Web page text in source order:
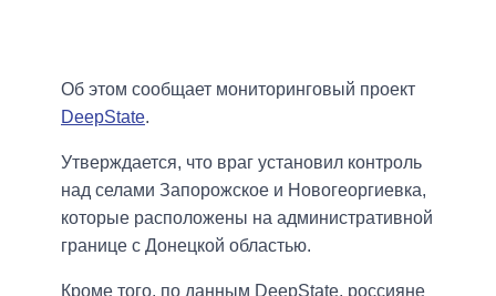
Об этом сообщает мониторинговый проект
DeepState.
Утверждается, что враг установил контроль
над селами Запорожское и Новогеоргиевка,
которые расположены на административной
границе с Донецкой областью.
Кроме того, по данным DeepState, россияне